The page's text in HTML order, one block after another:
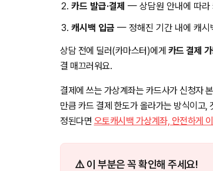
카드 발급·결제 — 상담원 안내에 따라
캐시백 입금 — 정해진 기간 내에 캐시
상담 전에 딜러(카마스터)에게 카드 결제
결 매끄러워요.
결제에 쓰는 가상계좌는 카드사가 신청자
만큼 카드 결제 한도가 올라가는 방식이고,
정된다면 오토캐시백 가상계좌, 안전하게
⚠️ 이 부분은 꼭 확인해 주세요!